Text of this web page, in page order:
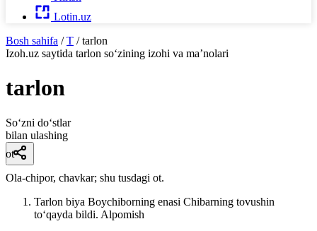
Lotin.uz
Bosh sahifa / T / tarlon
Izoh.uz saytida tarlon so‘zining izohi va ma’nolari
tarlon
So‘zni do‘stlar
bilan ulashing
ot
Ola-chipor, chavkar; shu tusdagi ot.
Tarlon biya Boychiborning enasi Chibarning tovushin
toʻqayda bildi. Alpomish